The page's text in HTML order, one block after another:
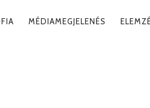
MÉDIAMEGJELENÉS